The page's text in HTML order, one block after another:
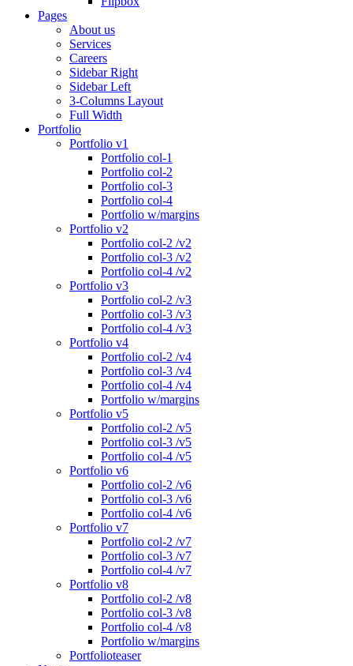
Pages
About us
Services
Careers
Sidebar Right
Sidebar Left
3-Columns Layout
Full Width
Portfolio
Portfolio v1
Portfolio col-1
Portfolio col-2
Portfolio col-3
Portfolio col-4
Portfolio w/margins
Portfolio v2
Portfolio col-2 /v2
Portfolio col-3 /v2
Portfolio col-4 /v2
Portfolio v3
Portfolio col-2 /v3
Portfolio col-3 /v3
Portfolio col-4 /v3
Portfolio v4
Portfolio col-2 /v4
Portfolio col-3 /v4
Portfolio col-4 /v4
Portfolio w/margins
Portfolio v5
Portfolio col-2 /v5
Portfolio col-3 /v5
Portfolio col-4 /v5
Portfolio v6
Portfolio col-2 /v6
Portfolio col-3 /v6
Portfolio col-4 /v6
Portfolio v7
Portfolio col-2 /v7
Portfolio col-3 /v7
Portfolio col-4 /v7
Portfolio v8
Portfolio col-2 /v8
Portfolio col-3 /v8
Portfolio col-4 /v8
Portfolio w/margins
Portfolioteaser